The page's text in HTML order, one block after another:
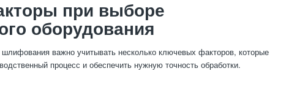
при выборе
оборудования
важно учитывать несколько ключевых факторов, которые
процесс и обеспечить нужную точность обработки.